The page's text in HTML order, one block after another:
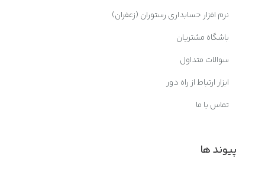
نرم افزار حسابداری رستوران (زعفران)
باشگاه مشتریان
سوالات متداول
ابزار ارتباط از راه دور
تماس با ما
پیوند ها